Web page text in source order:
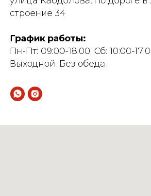
строение 34
График работы:
Пн-Пт: 09:00-18:00; Сб: 10:00-
Выходной. Без обеда.